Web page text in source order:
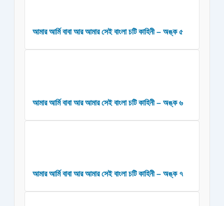
আমার আর্মি বাবা আর আমার সেই বাংলা চটি কাহিনী – অঙ্ক ৫
আমার আর্মি বাবা আর আমার সেই বাংলা চটি কাহিনী – অঙ্ক ৬
আমার আর্মি বাবা আর আমার সেই বাংলা চটি কাহিনী – অঙ্ক ৭